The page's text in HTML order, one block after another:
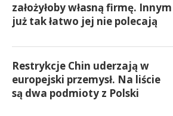
założyłoby własną firmę. Innym
już tak łatwo jej nie polecają
Restrykcje Chin uderzają w
europejski przemysł. Na liście
są dwa podmioty z Polski